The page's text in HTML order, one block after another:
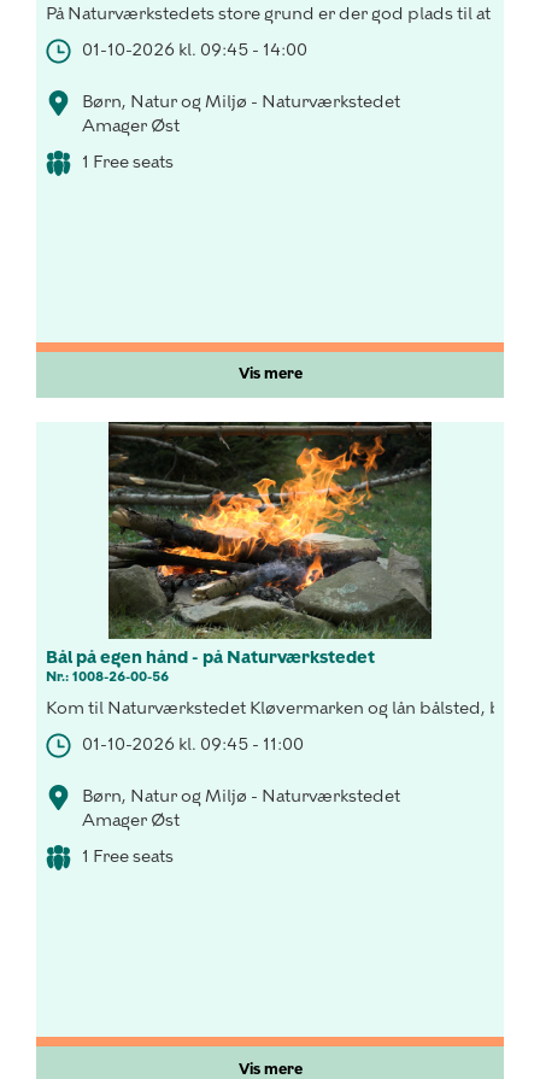
På Naturværkstedets store grund er der god plads til at
01-10-2026 kl. 09:45 - 14:00
Børn, Natur og Miljø - Naturværkstedet
Amager Øst
1 Free seats
Vis mere
Bål på egen hånd - på Naturværkstedet
Nr.: 1008-26-00-56
Kom til Naturværkstedet Kløvermarken og lån bålsted,
01-10-2026 kl. 09:45 - 11:00
Børn, Natur og Miljø - Naturværkstedet
Amager Øst
1 Free seats
Vis mere